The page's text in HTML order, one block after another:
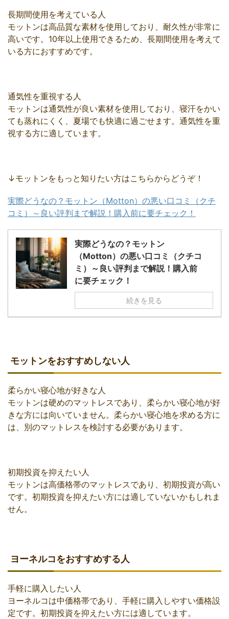
長期間使用を考えている人
モットンは高品質な素材を使用しており、耐久性が非常に
高いです。10年以上使用できるため、長期間使用を考えて
いる方におすすめです。
通気性を重視する人
モットンは通気性が良い素材を使用しており、寝汗をかい
ても蒸れにくく、夏場でも快適に過ごせます。通気性を重
視する方に適しています。
↓モットンをもっと知りたい方はこちらからどうぞ！
実際どうなの？モットン（Motton）の悪い口コミ（クチ
コミ）～良い評判まで解説！購入前に要チェック！
実際どうなの？モットン
（Motton）の悪い口コミ（クチコ
ミ）～良い評判まで解説！購入前
に要チェック！
続きを見る
モットンをおすすめしない人
柔らかい寝心地が好きな人
モットンは硬めのマットレスであり、柔らかい寝心地が好
きな方には向いていません。柔らかい寝心地を求める方に
は、別のマットレスを検討する必要があります。
初期投資を抑えたい人
モットンは高価格帯のマットレスであり、初期投資が高い
です。初期投資を抑えたい方には適していないかもしれま
せん。
ヨーネルコをおすすめする人
手軽に購入したい人
ヨーネルコは中価格帯であり、手軽に購入しやすい価格設
定です。初期投資を抑えたい方には適しています。